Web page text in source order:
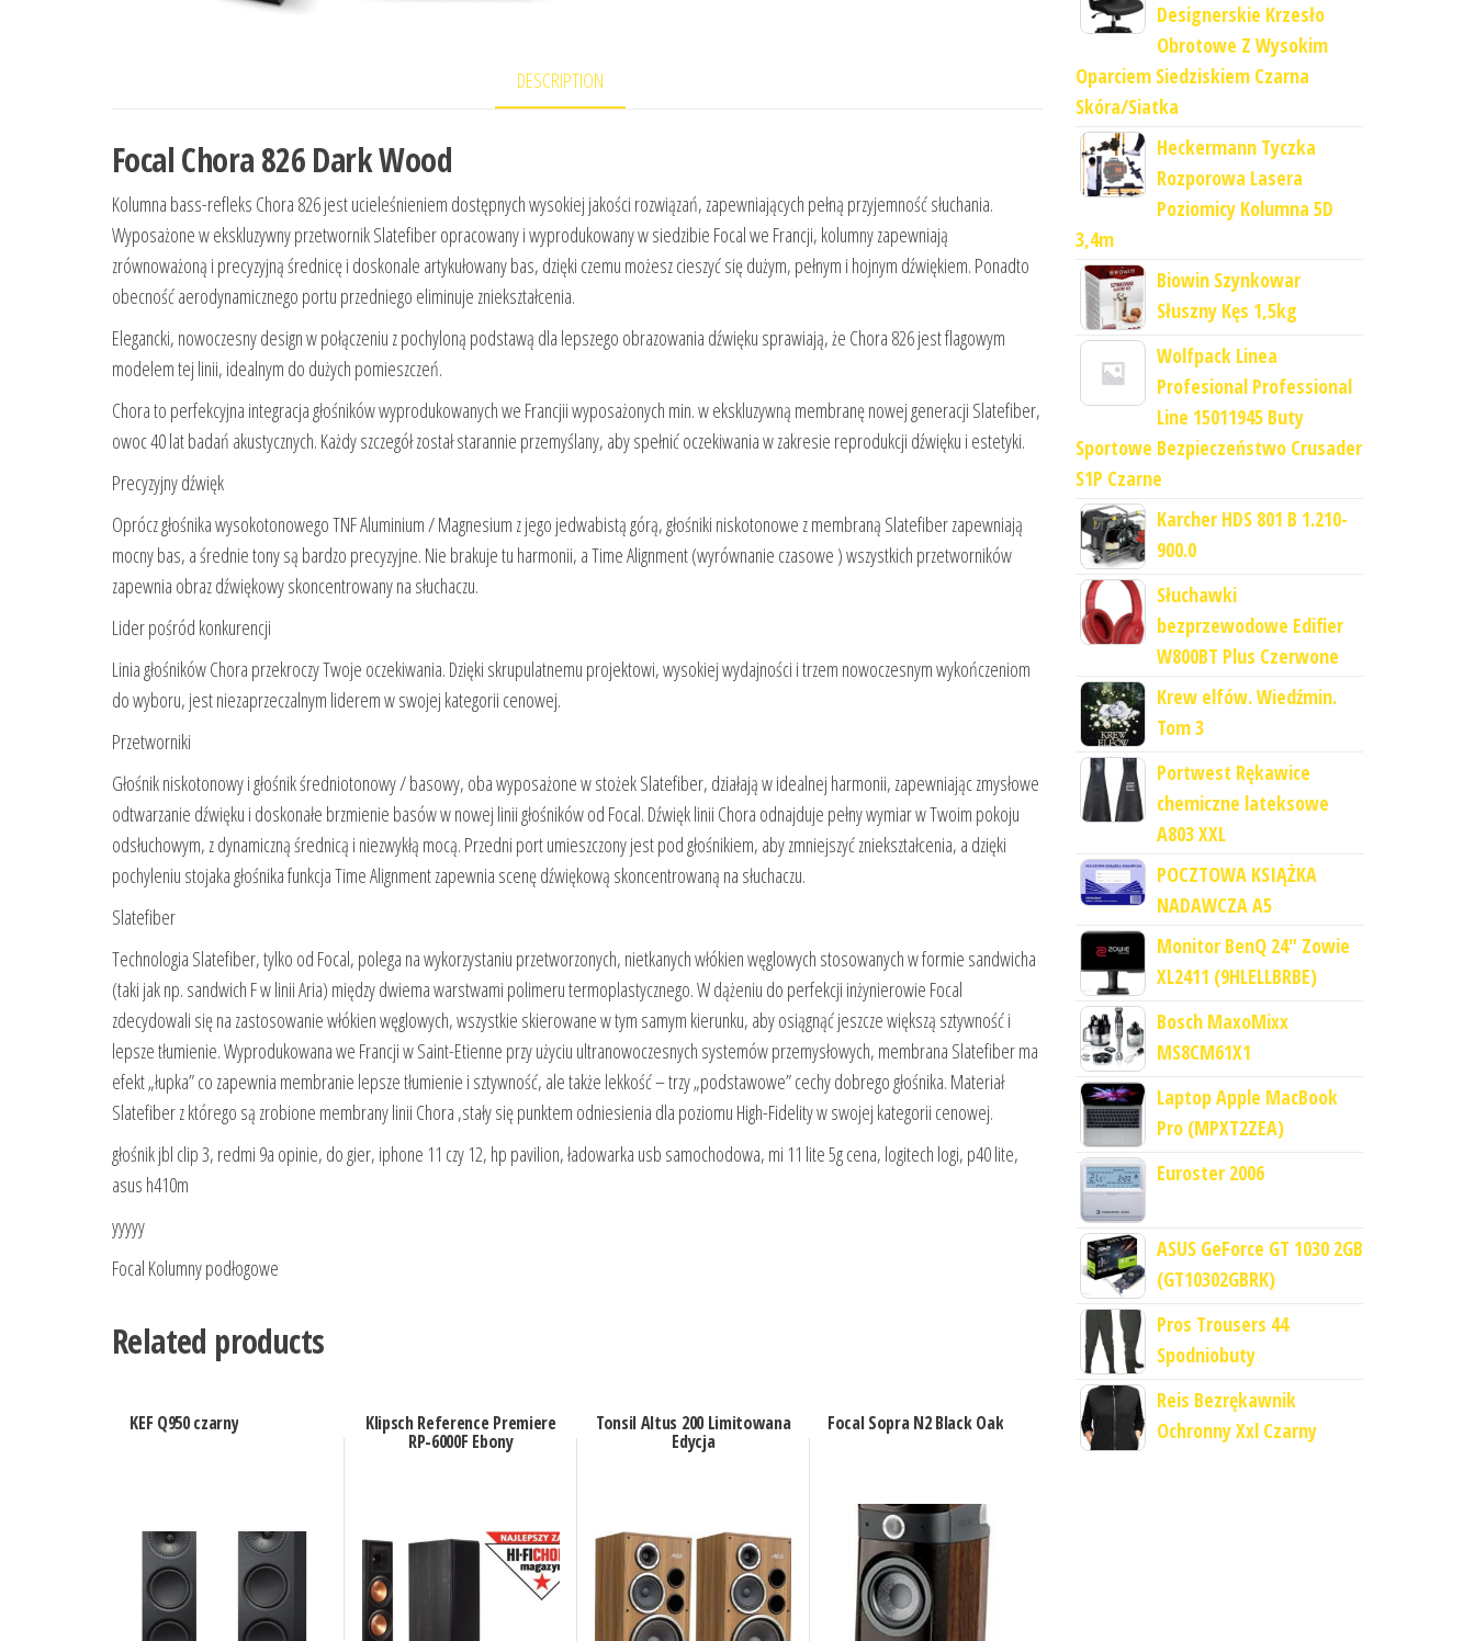
DESCRIPTION
Focal Chora 826 Dark Wood
Kolumna bass-refleks Chora 826 jest ucieleśnieniem dostępnych wysokiej jakości rozwiązań, zapewniających pełną przyjemność słuchania.
Wyposażone w ekskluzywny przetwornik Slatefiber opracowany i wyprodukowany w siedzibie Focal we Francji, kolumny zapewniają
zrównoważoną i precyzyjną średnicę i doskonale artykułowany bas, dzięki czemu możesz cieszyć się dużym, pełnym i hojnym dźwiękiem. Ponadto
obecność aerodynamicznego portu przedniego eliminuje zniekształcenia.
Elegancki, nowoczesny design w połączeniu z pochyloną podstawą dla lepszego obrazowania dźwięku sprawiają, że Chora 826 jest flagowym
modelem tej linii, idealnym do dużych pomieszczeń.
Chora to perfekcyjna integracja głośników wyprodukowanych we Francjii wyposażonych min. w ekskluzywną membranę nowej generacji Slatefiber,
owoc 40 lat badań akustycznych. Każdy szczegół został starannie przemyślany, aby spełnić oczekiwania w zakresie reprodukcji dźwięku i estetyki.
Precyzyjny dźwięk
Oprócz głośnika wysokotonowego TNF Aluminium / Magnesium z jego jedwabistą górą, głośniki niskotonowe z membraną Slatefiber zapewniają
mocny bas, a średnie tony są bardzo precyzyjne. Nie brakuje tu harmonii, a Time Alignment (wyrównanie czasowe ) wszystkich przetworników
zapewnia obraz dźwiękowy skoncentrowany na słuchaczu.
Lider pośród konkurencji
Linia głośników Chora przekroczy Twoje oczekiwania. Dzięki skrupulatnemu projektowi, wysokiej wydajności i trzem nowoczesnym wykończeniom
do wyboru, jest niezaprzeczalnym liderem w swojej kategorii cenowej.
Przetworniki
Głośnik niskotonowy i głośnik średniotonowy / basowy, oba wyposażone w stożek Slatefiber, działają w idealnej harmonii, zapewniając zmysłowe
odtwarzanie dźwięku i doskonałe brzmienie basów w nowej linii głośników od Focal. Dźwięk linii Chora odnajduje pełny wymiar w Twoim pokoju
odsłuchowym, z dynamiczną średnicą i niezwykłą mocą. Przedni port umieszczony jest pod głośnikiem, aby zmniejszyć zniekształcenia, a dzięki
pochyleniu stojaka głośnika funkcja Time Alignment zapewnia scenę dźwiękową skoncentrowaną na słuchaczu.
Slatefiber
Technologia Slatefiber, tylko od Focal, polega na wykorzystaniu przetworzonych, nietkanych włókien węglowych stosowanych w formie sandwicha
(taki jak np. sandwich F w linii Aria) między dwiema warstwami polimeru termoplastycznego. W dążeniu do perfekcji inżynierowie Focal
zdecydowali się na zastosowanie włókien węglowych, wszystkie skierowane w tym samym kierunku, aby osiągnąć jeszcze większą sztywność i
lepsze tłumienie. Wyprodukowana we Francji w Saint-Etienne przy użyciu ultranowoczesnych systemów przemysłowych, membrana Slatefiber ma
efekt „łupka” co zapewnia membranie lepsze tłumienie i sztywność, ale także lekkość – trzy „podstawowe” cechy dobrego głośnika. Materiał
Slatefiber z którego są zrobione membrany linii Chora ,stały się punktem odniesienia dla poziomu High-Fidelity w swojej kategorii cenowej.
głośnik jbl clip 3, redmi 9a opinie, do gier, iphone 11 czy 12, hp pavilion, ładowarka usb samochodowa, mi 11 lite 5g cena, logitech logi, p40 lite,
asus h410m
yyyyy
Focal Kolumny podłogowe
Related products
KEF Q950 czarny Klipsch Reference Premiere
RP-6000F Ebony
Tonsil Altus 200 Limitowana
Edycja
Focal Sopra N2 Black Oak
Designerskie Krzesło
Obrotowe Z Wysokim
Oparciem Siedziskiem Czarna
Skóra/Siatka
Heckermann Tyczka
Rozporowa Lasera
Poziomicy Kolumna 5D
3,4m
Biowin Szynkowar
Słuszny Kęs 1,5kg
Wolfpack Linea
Profesional Professional
Line 15011945 Buty
Sportowe Bezpieczeństwo Crusader
S1P Czarne
Karcher HDS 801 B 1.210-
900.0
Słuchawki
bezprzewodowe Edifier
W800BT Plus Czerwone
Krew elfów. Wiedźmin.
Tom 3
Portwest Rękawice
chemiczne lateksowe
A803 XXL
POCZTOWA KSIĄŻKA
NADAWCZA A5
Monitor BenQ 24" Zowie
XL2411 (9HLELLBRBE)
Bosch MaxoMixx
MS8CM61X1
Laptop Apple MacBook
Pro (MPXT2ZEA)
Euroster 2006
ASUS GeForce GT 1030 2GB
(GT10302GBRK)
Pros Trousers 44
Spodniobuty
Reis Bezrękawnik
Ochronny Xxl Czarny